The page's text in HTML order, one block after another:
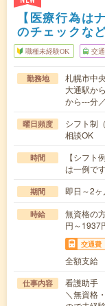
【医療行為は
のチェックな
職種未経験OK 交
勤務地
札幌市中
大通駅か
から---分
曜日頻度
シフト制
相談OK
時間
【シフ
は一例で
期間 即日～2ヶ
時給
無資格の
円～1937
交通費
全額支給
仕事内容
看護助手
＼無資格